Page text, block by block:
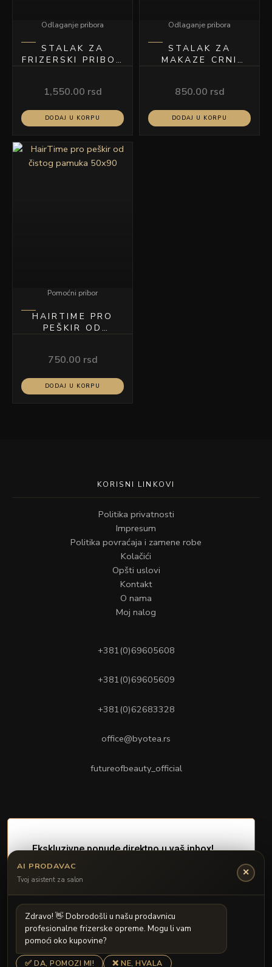
Odlaganje pribora
STALAK ZA
FRIZERSKI PRIBOR
1,550.00 rsd
DODAJ U KORPU
Odlaganje pribora
STALAK ZA
MAKAZE CRNI
850.00 rsd
DODAJ U KORPU
Pomoćni pribor
HAIRTIME PRO
PEŠKIR OD
750.00 rsd
DODAJ U KORPU
KORISNI LINKOVI
Politika privatnosti
Impresum
Politika povraćaja i zamene robe
Kolačići
Opšti uslovi
Kontakt
O nama
Moj nalog
+381(0)69605608
+381(0)69605609
+381(0)62683328
office@byotea.rs
futureofbeauty_official
AI PRODAVAC
Tvoj asistent za salon
✕
Zdravo! Dobrodošli u našu prodavnicu
profesionalne frizerske opreme. Mogu li vam
pomoći oko kupovine?
✅ DA, POMOZI MI! ❌ NE, HVALA